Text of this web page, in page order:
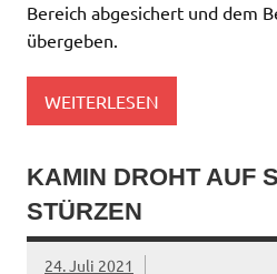
Bereich abgesichert und dem
übergeben.
WEITERLESEN
KAMIN DROHT AUF
TÜRZEN
24. Juli 2021